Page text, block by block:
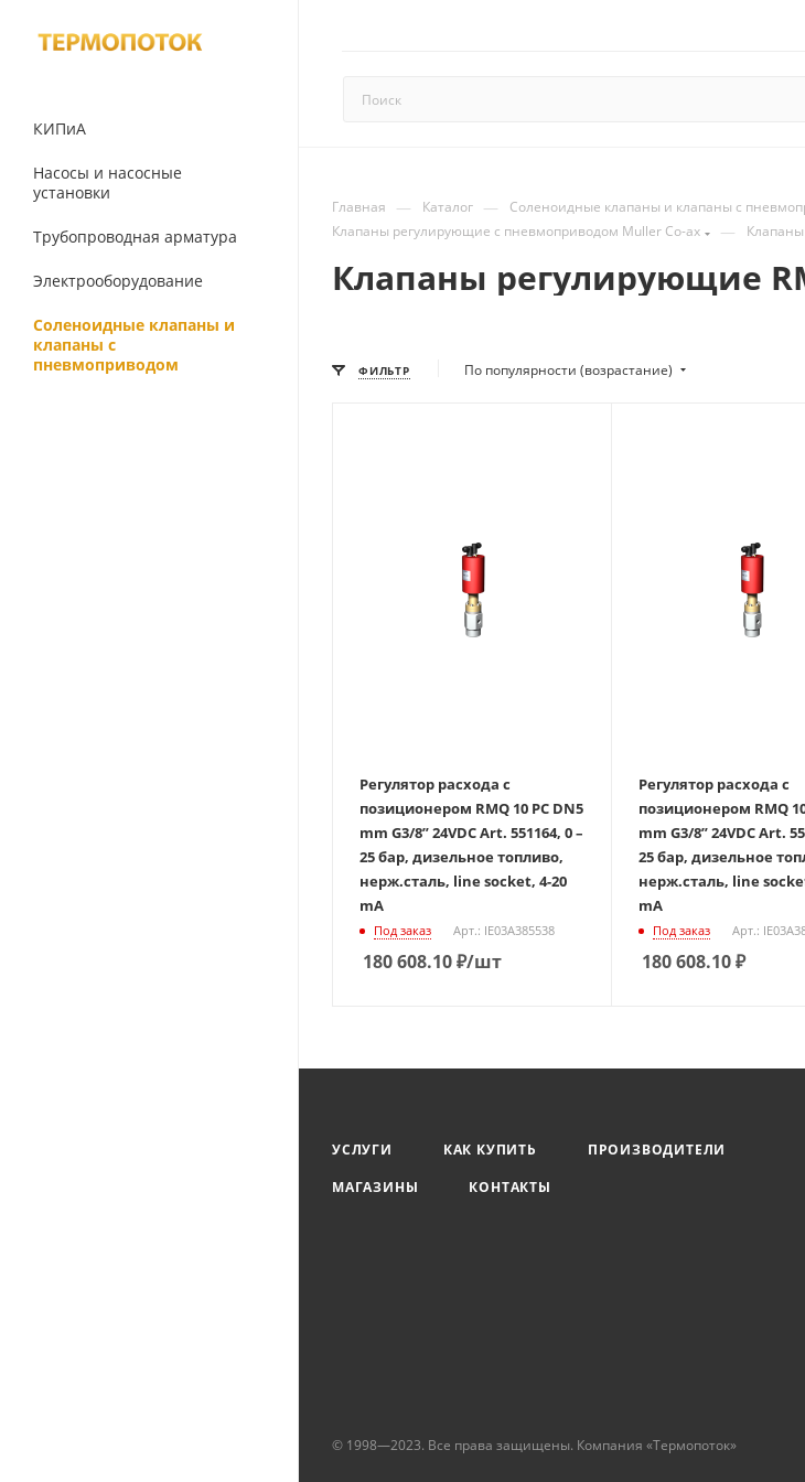
КИПиА
Насосы и насосные
установки
Трубопроводная арматура
Электрооборудование
Соленоидные клапаны и
клапаны с
пневмоприводом
Главная — Каталог — Соленоидные клапаны и клапаны с
Клапаны регулирующие с пневмоприводом Muller Co-ax —
Клапаны регулирующие
ФИЛЬТР По популярности (возрастание)
Регулятор расхода с
позиционером RMQ 10 PC DN5
mm G3/8” 24VDC Art. 551164, 0 –
25 бар, дизельное топливо,
нерж.сталь, line socket, 4-20
mA
Под заказ Арт.: IE03A385538
180 608.10₽/шт
Регулятор расхода с
позиционером RMQ
mm G3/8” 24VDC Art.
25 бар, дизельное
нерж.сталь, line
mA
Под заказ Арт.:
180 608.10₽
УСЛУГИ КАК КУПИТЬ
ПРОИЗВОДИТЕЛИ
МАГАЗИНЫ
КОНТАКТЫ
© 1998—2023. Все права защищены. Компания «Термопоток»